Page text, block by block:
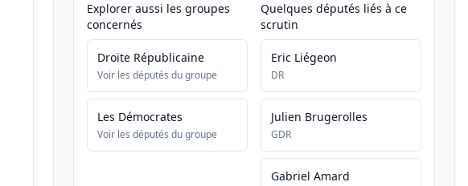
Explorer aussi les groupes
concernés
Droite Républicaine
Voir les députés du groupe
Les Démocrates
Voir les députés du groupe
Quelques députés liés à ce
scrutin
Eric Liégeon
DR
Julien Brugerolles
GDR
Gabriel Amard